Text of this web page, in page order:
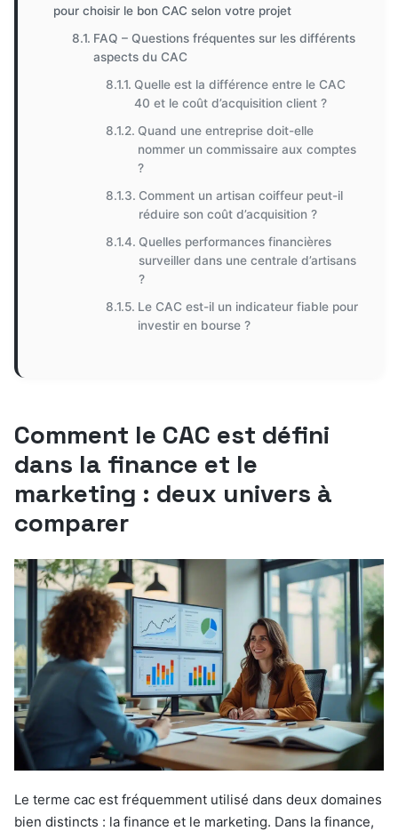
pour choisir le bon CAC selon votre projet
FAQ – Questions fréquentes sur les différents
aspects du CAC
Quelle est la différence entre le CAC
40 et le coût d’acquisition client ?
Quand une entreprise doit-elle
nommer un commissaire aux comptes
?
Comment un artisan coiffeur peut-il
réduire son coût d’acquisition ?
Quelles performances financières
surveiller dans une centrale d’artisans
?
Le CAC est-il un indicateur fiable pour
investir en bourse ?
Comment le CAC est défini
dans la finance et le
marketing : deux univers à
comparer
Le terme cac est fréquemment utilisé dans deux domaines
bien distincts : la finance et le marketing. Dans la finance,